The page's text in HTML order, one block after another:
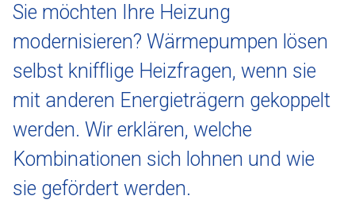
Sie möchten Ihre Heizung
modernisieren? Wärmepumpen lösen
selbst knifflige Heizfragen, wenn sie
mit anderen Energieträgern gekoppelt
werden. Wir erklären, welche
Kombinationen sich lohnen und wie
sie gefördert werden.